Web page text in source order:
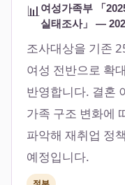
📊여성가족부 「
실태조사」 —
조사대상을 기존
여성 전반으로 확
반영합니다. 결혼
가족 구조 변화에
파악해 재취업 정
예정입니다.